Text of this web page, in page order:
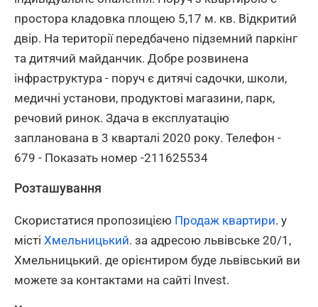
простора кладовка площею 5,17 м. кв. Відкритий
двір. На території передбачено підземний паркінг
та дитячий майданчик. Добре розвинена
інфраструктура - поруч є дитячі садочки, школи,
медичні установи, продуктові магазини, парк,
речовий ринок. Здача в експлуатацію
запланована в 3 кварталі 2020 року. Телефон -
679 - Показать номер -211625534
Розташування
Скористатися пропозицією Продаж квартири. у
місті Хмельницький. за адресою львівське 20/1,
Хмельницький. де орієнтиром буде львівський ви
можете за контактами на сайті Invest.